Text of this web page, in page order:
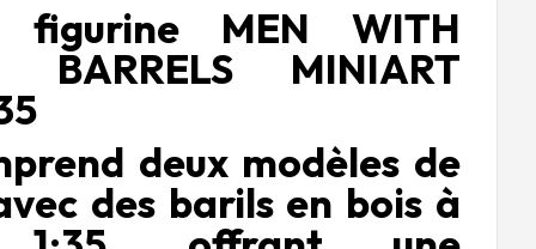
figurine MEN WITH
BARRELS MINIART
deux modèles de
des barils en bois à